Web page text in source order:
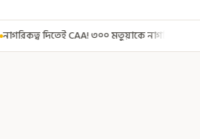
নাগরিকত্বের সার্টিফিকেট দিয়ে বার্তা মুখ্যমন্ত্রীর